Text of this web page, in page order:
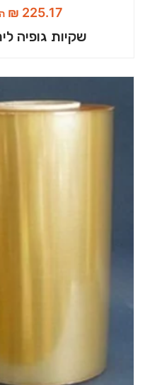
₪ 225.17
שקיות גופיה לירקנים